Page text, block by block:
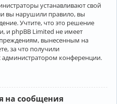
устанавливают свой
вы нарушили правило, вы
Учтите, что это решение
и phpBB Limited не имеет
вынесенным на
за что получили
администратором конференции.
на сообщения